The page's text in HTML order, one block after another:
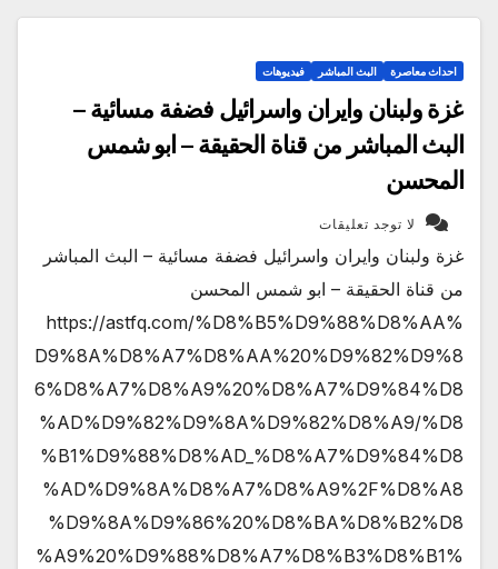
احداث معاصرة البث المباشر فيديوهات
غزة ولبنان وايران واسرائيل فضفة مسائية –
البث المباشر من قناة الحقيقة – ابو شمس
المحسن
لا توجد تعليقات
غزة ولبنان وايران واسرائيل فضفة مسائية – البث المباشر
من قناة الحقيقة – ابو شمس المحسن
https://astfq.com/%D8%B5%D9%88%D8%AA%
D9%8A%D8%A7%D8%AA%20%D9%82%D9%8
6%D8%A7%D8%A9%20%D8%A7%D9%84%D8
%AD%D9%82%D9%8A%D9%82%D8%A9/%D8
%B1%D9%88%D8%AD_%D8%A7%D9%84%D8
%AD%D9%8A%D8%A7%D8%A9%2F%D8%A8
%D9%8A%D9%86%20%D8%BA%D8%B2%D8
%A9%20%D9%88%D8%A7%D8%B3%D8%B1%